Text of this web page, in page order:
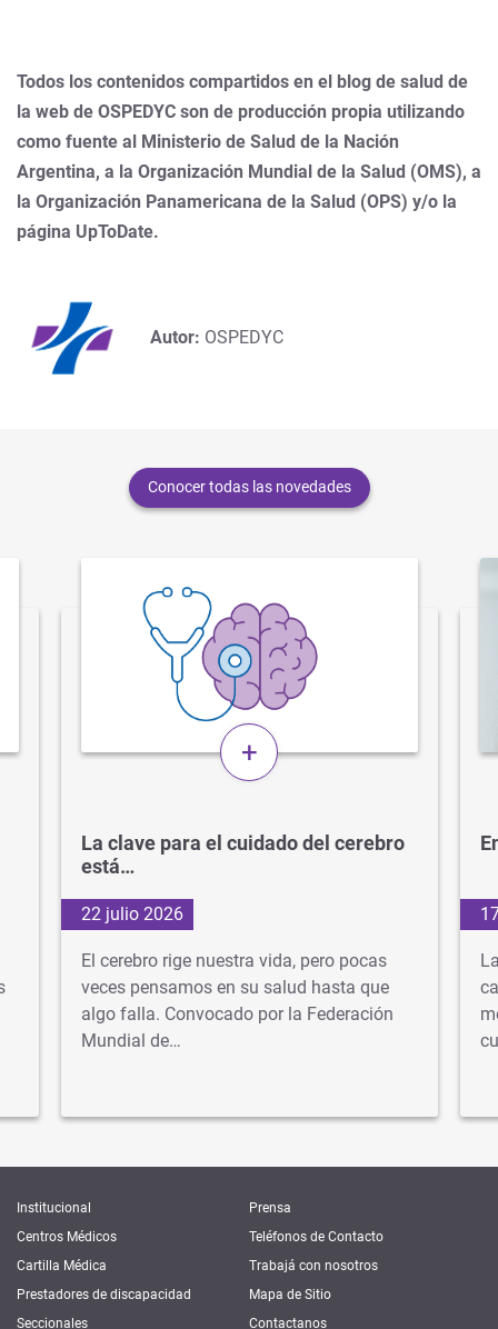
Todos los contenidos compartidos en el blog de salud de
la web de OSPEDYC son de producción propia utilizando
como fuente al Ministerio de Salud de la Nación
Argentina, a la Organización Mundial de la Salud (OMS), a
la Organización Panamericana de la Salud (OPS) y/o la
página UpToDate.
Autor: OSPEDYC
Conocer todas las novedades
+
La clave para el cuidado del cerebro
está…
22 julio 2026
El cerebro rige nuestra vida, pero pocas
veces pensamos en su salud hasta que
algo falla. Convocado por la Federación
Mundial de…
Institucional
Centros Médicos
Cartilla Médica
Prestadores de discapacidad
Seccionales
Prensa
Teléfonos de Contacto
Trabajá con nosotros
Mapa de Sitio
Contactanos